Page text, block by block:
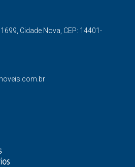
Cidade Nova, CEP: 14401-